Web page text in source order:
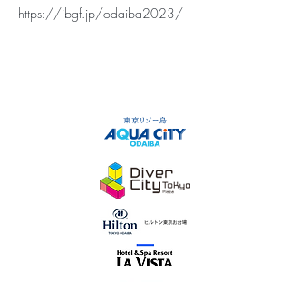
https://jbgf.jp/odaiba2023/